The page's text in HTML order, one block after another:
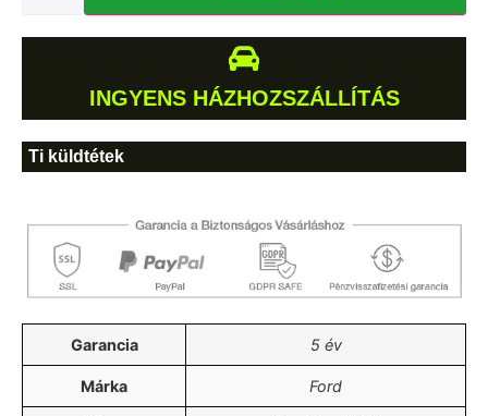
INGYENS HÁZHOZSZÁLLÍTÁS
Ti küldtétek
Garancia 5 év
Márka Ford